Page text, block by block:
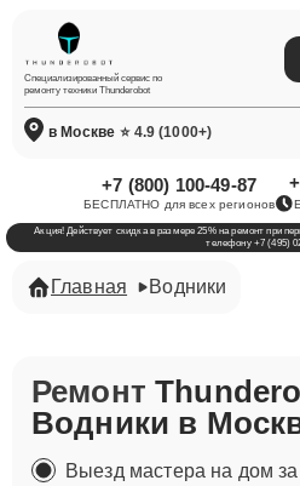
Специализированный сервис по
ремонту техники Thunderobot
в Москве ⭐ 4.9 (1000+)
+7 (800) 100-49-87
БЕСПЛАТНО для всех регионов
Акция! Действует скидка в размере 25% на ремонт при
телефону +7 (495)
Главная Водники
Ремонт
Водники в
Выезд мастера на дом